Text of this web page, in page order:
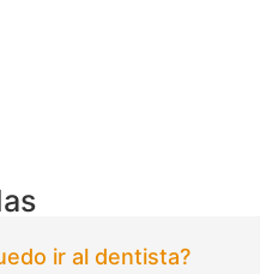
ir al dentista?